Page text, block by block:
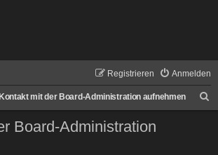
Anmelden
Registrieren
Kontakt mit der Board-Administration aufnehmen
Board-Administration